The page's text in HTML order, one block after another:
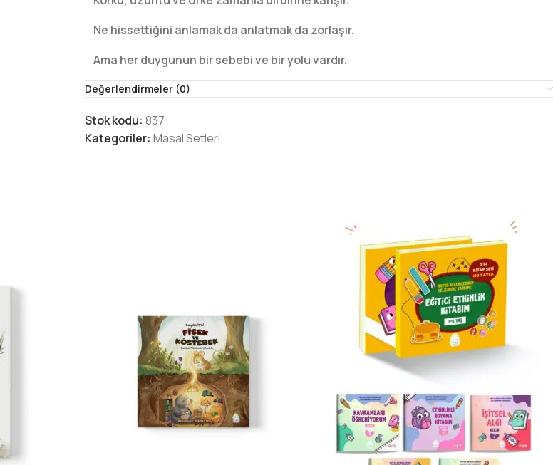
Ne hissettiğini anlamak da anlatmak da zorlaşır.
Ama her duygunun bir sebebi ve bir yolu vardır.
Bu hikâye, duygularla tanışmayı ve onları anlamayı anlatır.
Aynı zamanda öfkeyi fark etmeyi, yönetmeyi ve kontrol etmeyi öğrenmenin
mümkün
Değerlendirmeler (0)
Stok kodu: 837
Kategoriler: Masal Setleri